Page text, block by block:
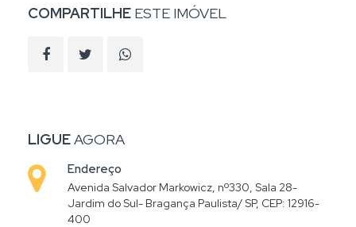
COMPARTILHE ESTE IMÓVEL
LIGUEAGORA
Endereço
Avenida Salvador Markowicz, nº330, Sala 28-
Jardim do Sul- Bragança Paulista/ SP, CEP: 12916-
400